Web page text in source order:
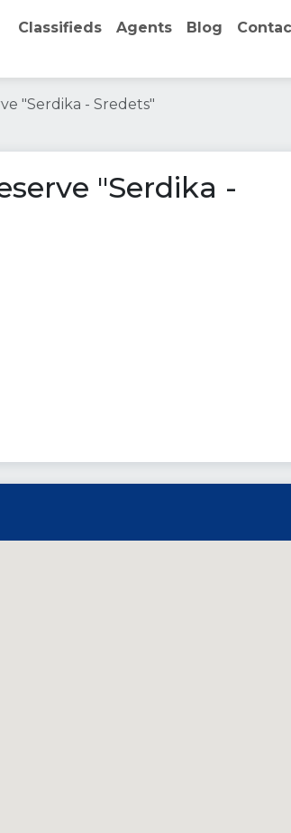
Classifieds Agents Blog
"Serdika - Sredets"
"Serdika -